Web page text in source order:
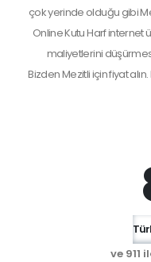
çok yerinde olduğu gibi
Online Kutu Harf internet
maliyetlerini
BizdenMezitliiçin fiyat
ve 911